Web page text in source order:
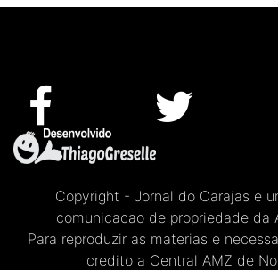
Copyright - Jornal do Carajas e
comunicacao de propriedade da
Para reproduzir as materias e
credito a Central AMZ de